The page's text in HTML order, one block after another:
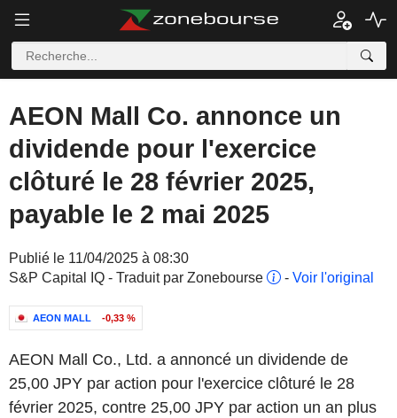
AEON Mall Co. annonce un
dividende pour l'exercice
clôturé le 28 février 2025,
payable le 2 mai 2025
Publié le 11/04/2025 à 08:30
S&P Capital IQ - Traduit par Zonebourse
- Voir l'original
AEON MALL -0,33 %
AEON Mall Co., Ltd. a annoncé un dividende de
25,00 JPY par action pour l'exercice clôturé le 28
février 2025, contre 25,00 JPY par action un an plus